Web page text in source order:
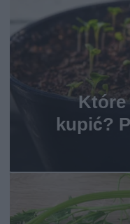
Które
kupić?